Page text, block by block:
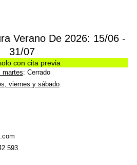
Verano De 2026: 15/06 -
31/07
con cita previa
martes: Cerrado
viernes y sábado:
593